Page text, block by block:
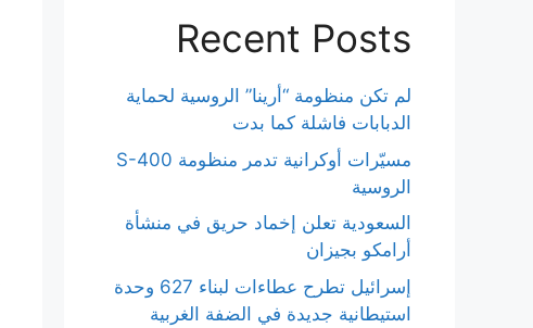
Recent Posts
لم تكن منظومة “أرينا” الروسية لحماية
الدبابات فاشلة كما بدت
مسيّرات أوكرانية تدمر منظومة S-400
الروسية
السعودية تعلن إخماد حريق في منشأة
أرامكو بجيزان
إسرائيل تطرح عطاءات لبناء 627 وحدة
استيطانية جديدة في الضفة الغربية